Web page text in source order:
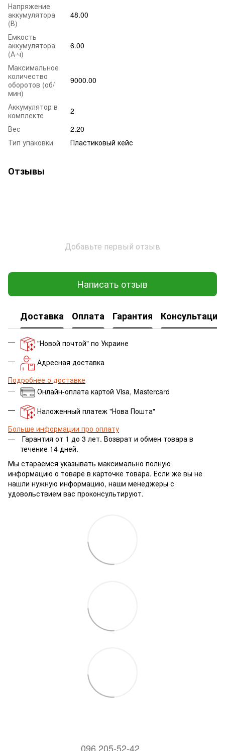
Напряжение
аккумулятора
(В)
48.00
Емкость
аккумулятора
(А·ч)
6.00
Максимальное
количество
оборотов (об/
мин)
9000.00
Аккумулятор в
комплекте
2
Вес
2.20
Тип упаковки
Пластиковый кейс
Отзывы
Добавьте первый отзыв
Написать отзыв
Доставка Оплата Гарантия Консультация
"Новой почтой" по Украине
Адресная доставка
Подробнее о доставке
Онлайн-оплата картой Visa, Mastercard
Наложенный платеж "Нова Пошта"
Больше информации про оплату
Гарантия от 1 до 3 лет. Возврат и обмен товара в
течение 14 дней.
Мы стараемся указывать максимально полную
информацию о товаре в карточке товара. Если же вы не
нашли нужную информацию, наши менеджеры с
удовольствием вас проконсультируют.
096 205-52-42